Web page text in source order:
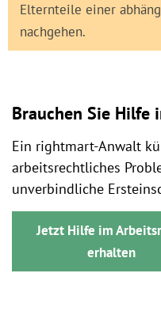
Elternteile einer
nachgehen.
Brauchen Sie Hilfe
Ein rightmart-Anwalt
arbeitsrechtliches
unverbindliche
Jetzt Hilfe im
erhalten